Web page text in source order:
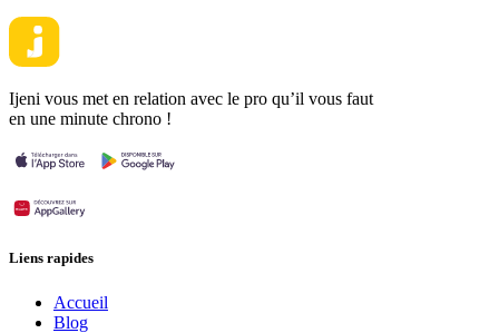
Ijeni vous met en relation avec le pro qu’il vous faut
en une minute chrono !
Liens rapides
Accueil
Blog